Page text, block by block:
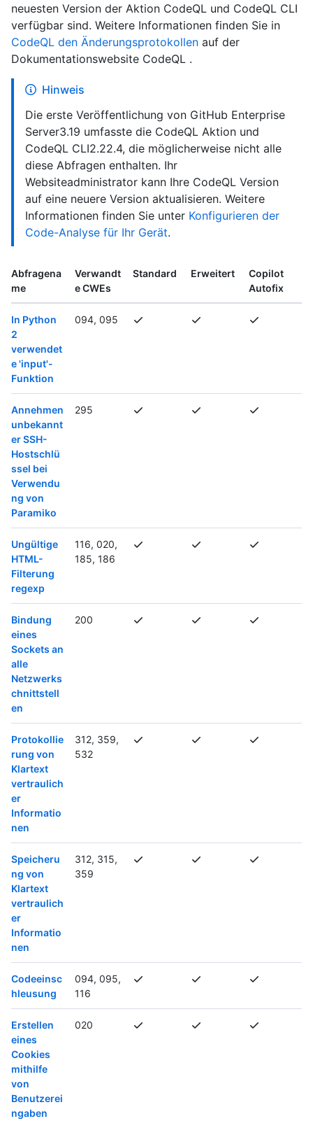
neuesten Version der Aktion CodeQL und CodeQL CLI
verfügbar sind. Weitere Informationen finden Sie in
CodeQL den Änderungsprotokollen auf der
Dokumentationswebsite CodeQL .
Hinweis
Die erste Veröffentlichung von GitHub Enterprise
Server3.19 umfasste die CodeQL Aktion und
CodeQL CLI2.22.4, die möglicherweise nicht alle
diese Abfragen enthalten. Ihr
Websiteadministrator kann Ihre CodeQL Version
auf eine neuere Version aktualisieren. Weitere
Informationen finden Sie unter Konfigurieren der
Code-Analyse für Ihr Gerät.
Abfragena
me
Verwandt
e CWEs
Standard Erweitert
Copilot
Autofix
In Python
2
verwendet
e 'input'-
Funktion
094, 095
Annehmen
unbekannt
er SSH-
Hostschlü
ssel bei
Verwendu
ng von
Paramiko
295
Ungültige
HTML-
Filterung
regexp
116, 020,
185, 186
Bindung
eines
Sockets an
alle
Netzwerks
chnittstell
en
200
Protokollie
rung von
Klartext
vertraulich
er
Informatio
nen
312, 359,
532
Speicheru
ng von
Klartext
vertraulich
er
Informatio
nen
312, 315,
359
Codeeinsc
hleusung
094, 095,
116
Erstellen
eines
Cookies
mithilfe
von
Benutzerei
ngaben
020